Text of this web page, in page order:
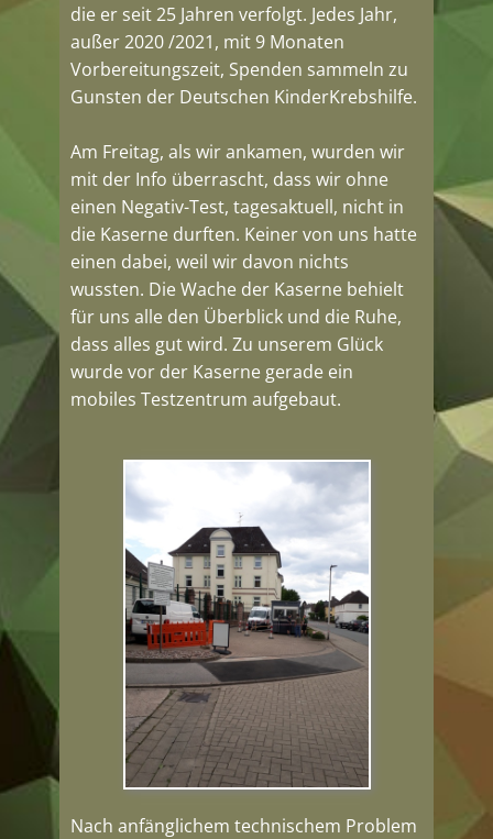
die er seit 25 Jahren verfolgt. Jedes Jahr,
außer 2020 /2021, mit 9 Monaten
Vorbereitungszeit, Spenden sammeln zu
Gunsten der Deutschen KinderKrebshilfe.
Am Freitag, als wir ankamen, wurden wir
mit der Info überrascht, dass wir ohne
einen Negativ-Test, tagesaktuell, nicht in
die Kaserne durften. Keiner von uns hatte
einen dabei, weil wir davon nichts
wussten. Die Wache der Kaserne behielt
für uns alle den Überblick und die Ruhe,
dass alles gut wird. Zu unserem Glück
wurde vor der Kaserne gerade ein
mobiles Testzentrum aufgebaut.
Nach anfänglichem technischem Problem